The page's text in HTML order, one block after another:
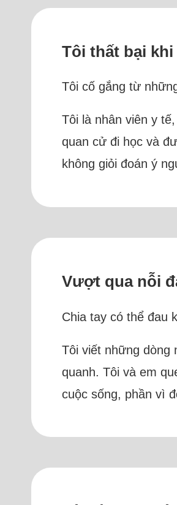
Tôi thất bại
Tôi cố gắng từ
Tôi là nhân viên y
quan cử đi học và
không giỏi đoán ý
Vượt qua nỗi
Chia tay có thể đau
Tôi viết những dòng
quanh. Tôi và em
cuộc sống, phần vì